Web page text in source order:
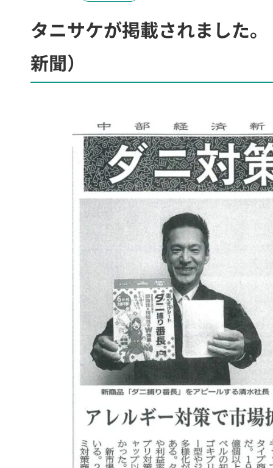
タニサケが掲載されました
新聞）